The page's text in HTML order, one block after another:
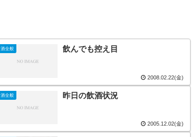
酒全般 飲んでも控え目
2008.02.22(金)
酒全般 昨日の飲酒状況
2005.12.02(金)